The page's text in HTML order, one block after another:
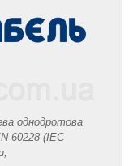
однодротова
60228 (IEC